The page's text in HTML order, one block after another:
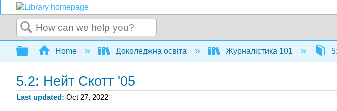
Search
Expand/collapse global hierarchy
Home Доколеджна освіта Журналістика 101
5.2: Нейт Скотт '05
Last updated Oct 27, 2022